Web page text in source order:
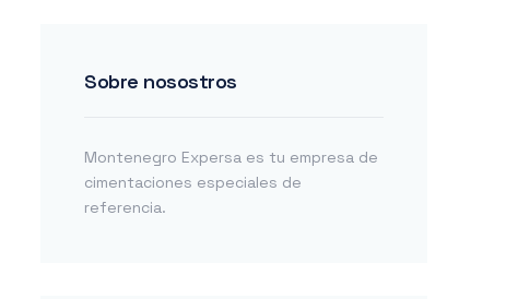
Sobre nosostros
Montenegro Expersa es tu empresa de
cimentaciones especiales de
referencia.